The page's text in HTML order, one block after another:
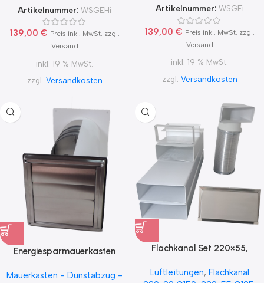
Artikelnummer: WSGEHi
139,00 € Preis inkl. MwSt. zzgl.
Versand
inkl. 19 % MwSt.
zzgl. Versandkosten
Artikelnummer: WSGEi
139,00 € Preis inkl. MwSt. zzgl.
Versand
inkl. 19 % MwSt.
zzgl. Versandkosten
Energiesparmauerkasten
Zertifikat mit Edelstahl
Mauerkasten - Dunstabzug -
Flachkanal Set 220×55,
Wetterschutzgitter S6-K-
Luftleitungen, Flachkanal